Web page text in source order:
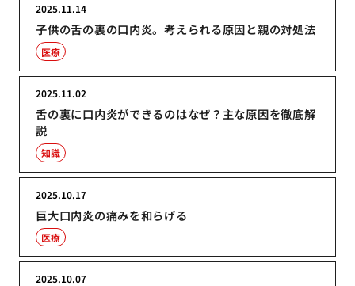
子供の舌の裏の口内炎。考えられる原因と親の対処法
2025.11.14
医療
舌の裏に口内炎ができるのはなぜ？主な原因を徹底解
説
2025.11.02
知識
巨大口内炎の痛みを和らげる
2025.10.17
医療
2025.10.07